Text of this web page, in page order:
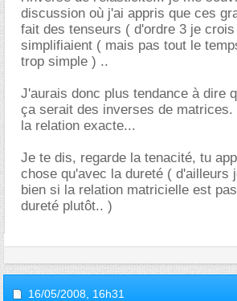
discussion où j'ai appris que ces
fait des tenseurs ( d'ordre 3 je
simplifiaient ( mais pas tout le
trop simple ) ..
J'aurais donc plus tendance à dire
ça serait des inverses de
la relation exacte...
Je te dis, regarde la tenacité, tu
chose qu'avec la dureté ( d'ailleurs
bien si la relation matricielle est
dureté plutôt.. )
16/05/2008, 16h31